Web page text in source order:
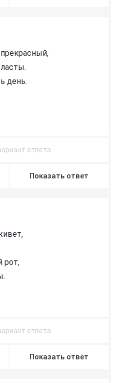
день.
Показать ответ
рот,
Показать ответ